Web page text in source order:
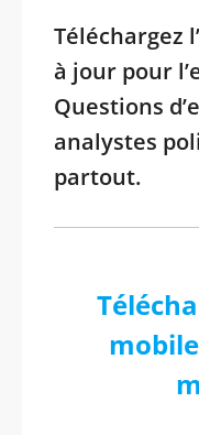
Téléchargez
à jour pour
Questions
analystes
partout.